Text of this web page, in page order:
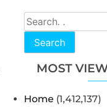
Search
MOST
Home (1,412,137)